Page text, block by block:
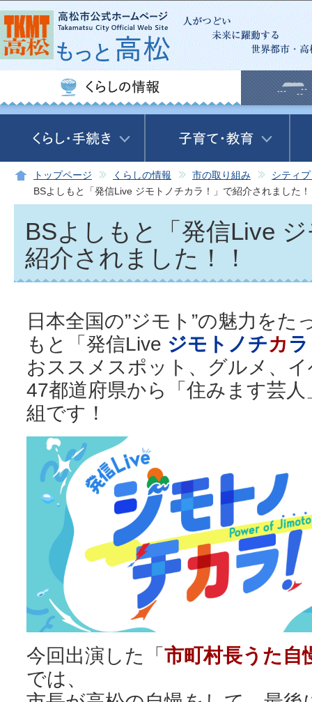
この
トップページ くらしの情報 市の取り組み
シティ
BSよしもと「発信Live ジモトノチカラ！」で紹介されました
BSよしもと「発信Live
紹介されました！！
日本全国の”ジモト”の魅力を
もと「発信Live ジモトノチカ ラ
おススメスポット、グルメ、
47都道府県から「住みます芸
組です！
今回出演した「 市町村長うた自
では、